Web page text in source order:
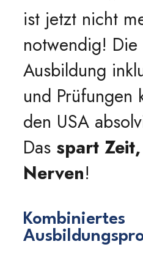
ist jetzt nicht
notwendig!
Ausbildung
und Prüfungen
den USA
Das spart
Nerven!
Kombiniertes